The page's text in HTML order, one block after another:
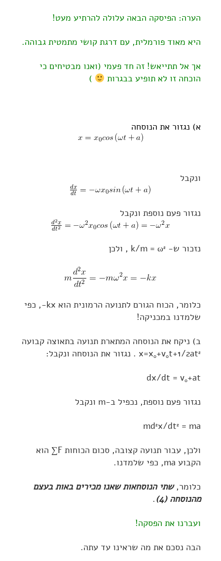
הערה: הפיסקה הבאה עלולה להרתיע מעט!
היא מאוד פורמלית, עם דרגת קושי מתמטית גבוהה.
אך אל תתייאש! זה חד פעמי (ואנו מבטיחים כי
הוכחה זו לא תופיע בבגרות
)
א) נגזור את הנוסחה
ונקבל
נגזור פעם נוספת ונקבל
נזכור ש- k/m = ω 2 , ולכן
כלומר, הכוח הגורם לתנועה הרמונית הוא kx-, כפי
שלמדנו במכניקה!
ב) ניקח את הנוסחה המתארת תנועה בתאוצה קבועה
x=x0+v0t+1/2at2 . נגזור את הנוסחה ונקבל:
dx/dt = v0+at
נגזור פעם נוספת, נכפיל ב-m ונקבל
md2x/dt2 = ma
ולכן, עבור תנועה קצובה, סכום הכוחות F∑ הוא
הקבוע ma, כפי שלמדנו.
כלומר,שתי הנוסחאות שאנו מכירים באות בעצם
מהנוסחה (4)
.
ועברנו את הפסקה!
הבה נסכם את מה שראינו עד עתה.